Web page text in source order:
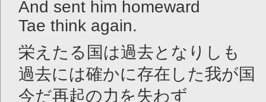
And sent him homeward
Tae think again.
栄えたる国は過去となりしも
過去には確かに存在した我が国
今だ再起の力を失わず